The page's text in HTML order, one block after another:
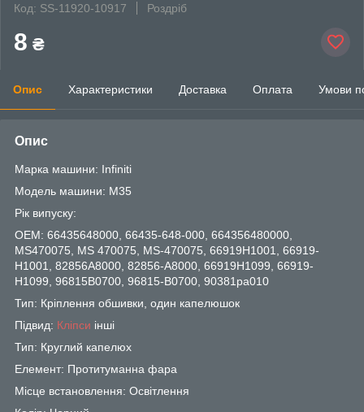
Код: SS-11920-10917
Роздріб
8 ₴
Опис Характеристики Доставка Оплата Умови
Опис
Марка машини: Infiniti
Модель машини: M35
Рік випуску:
OEM: 66435648000, 66435-648-000, 664356480000,
MS470075, MS 470075, MS-470075, 66919H1001, 66919-
H1001, 82856A8000, 82856-A8000, 66919H1099, 66919-
H1099, 96815B0700, 96815-B0700, 90381pa010
Тип: Кріплення обшивки, один капелюшок
Підвид: Кліпси інші
Тип: Круглий капелюх
Елемент: Протитуманна фара
Місце встановлення: Освітлення